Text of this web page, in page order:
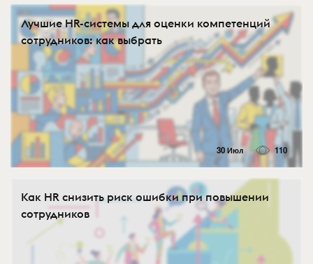
Лучшие HR-системы для оценки компетенций
сотрудников: как выбрать
30 Июл 110
Как HR снизить риск ошибки при повышении
сотрудников